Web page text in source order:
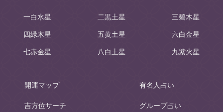
一白水星 二黒土星 三碧木星
四緑木星 五黄土星 六白金星
七赤金星 八白土星 九紫火星
開運マップ
吉方位サーチ
有名人占い
グループ占い